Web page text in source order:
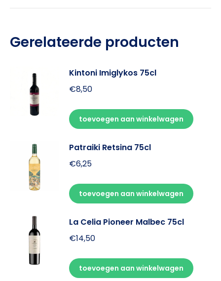
Gerelateerde producten
Kintoni Imiglykos 75cl
€8,50
toevoegen aan winkelwagen
Patraiki Retsina 75cl
€6,25
toevoegen aan winkelwagen
La Celia Pioneer Malbec 75cl
€14,50
toevoegen aan winkelwagen